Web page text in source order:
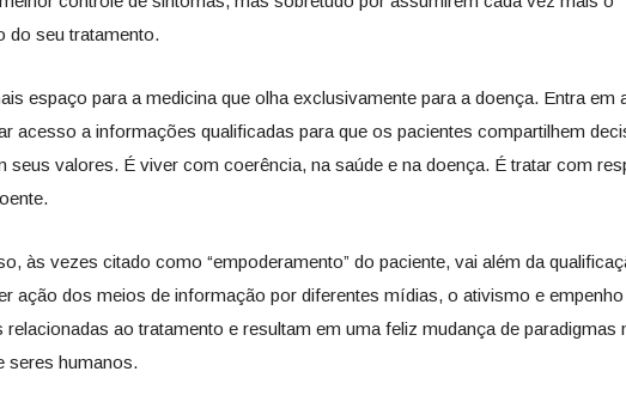
do seu tratamento.
espaço para a medicina que olha exclusivamente para a doença. Entra em
acesso a informações qualificadas para que os pacientes compartilhem
seus valores. É viver com coerência, na saúde e na doença. É tratar com
às vezes citado como “empoderamento” do paciente, vai além da
ação dos meios de informação por diferentes mídias, o ativismo e
relacionadas ao tratamento e resultam em uma feliz mudança de paradigmas
seres humanos.